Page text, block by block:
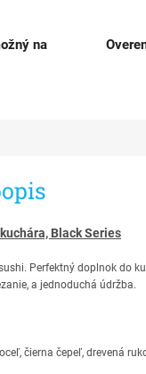
na
Black Series
Perfektný doplnok do
a jednoduchá údržba.
čierna čepeľ, drevená